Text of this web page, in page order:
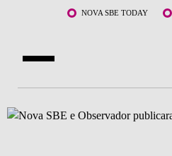
Saltar para o conteúdo principalNOVA SBE TODAY